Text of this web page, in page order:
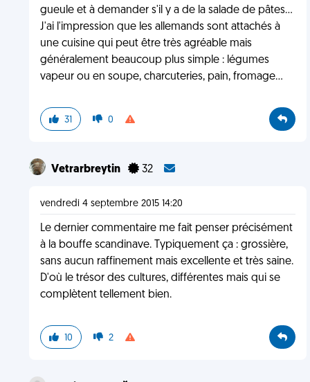
gueule et à demander s'il y a de la salade de pâtes...
J'ai l'impression que les allemands sont attachés à
une cuisine qui peut être très agréable mais
généralement beaucoup plus simple : légumes
vapeur ou en soupe, charcuteries, pain, fromage...
31 0
Vetrarbreytin 32
vendredi 4 septembre 2015 14:20
Le dernier commentaire me fait penser précisément
à la bouffe scandinave. Typiquement ça : grossière,
sans aucun raffinement mais excellente et très saine.
D'où le trésor des cultures, différentes mais qui se
complètent tellement bien.
10 2